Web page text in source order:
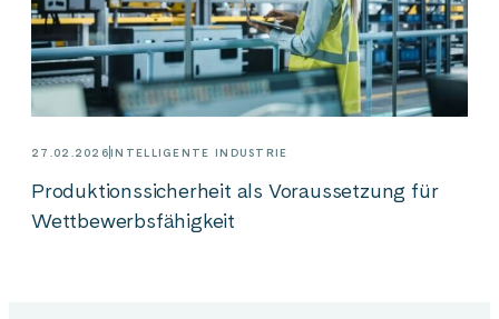
27.02.2026INTELLIGENTE INDUSTRIE
Produktionssicherheit als Voraussetzung für
Wettbewerbsfähigkeit